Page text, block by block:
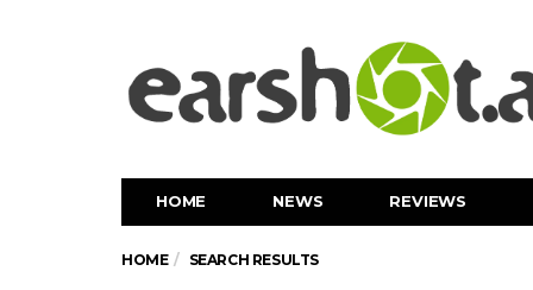
HOME NEWS REVIEWS
HOME SEARCH RESULTS